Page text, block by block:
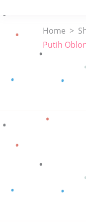
Home >
Putih